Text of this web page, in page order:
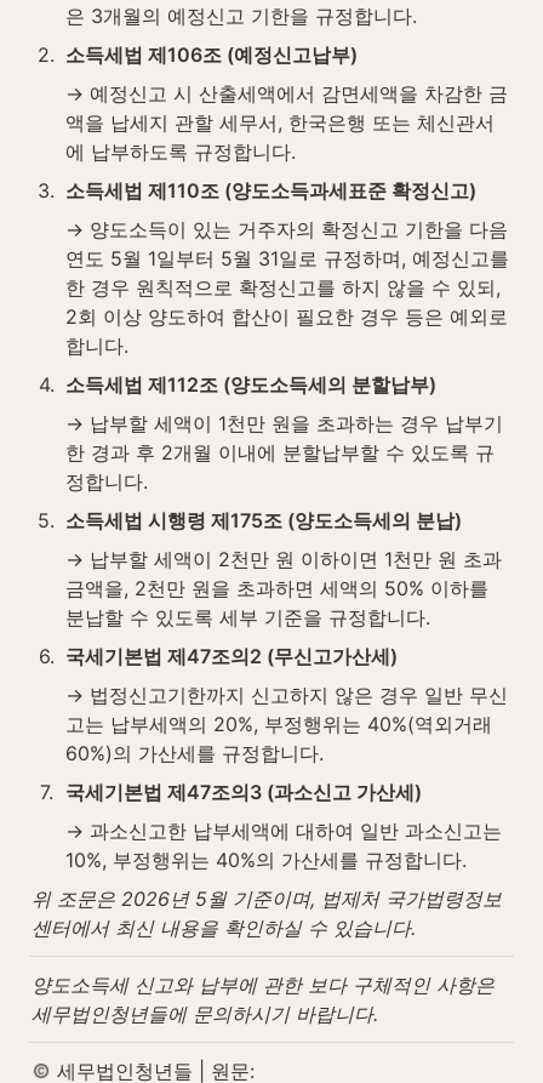
은 3개월의 예정신고 기한을 규정합니다.
2. 소득세법 제106조 (예정신고납부)
→ 예정신고 시 산출세액에서 감면세액을 차감한 금
액을 납세지 관할 세무서, 한국은행 또는 체신관서
에 납부하도록 규정합니다.
3. 소득세법 제110조 (양도소득과세표준 확정신고)
→ 양도소득이 있는 거주자의 확정신고 기한을 다음
연도 5월 1일부터 5월 31일로 규정하며, 예정신고를
한 경우 원칙적으로 확정신고를 하지 않을 수 있되,
2회 이상 양도하여 합산이 필요한 경우 등은 예외로
합니다.
4. 소득세법 제112조 (양도소득세의 분할납부)
→ 납부할 세액이 1천만 원을 초과하는 경우 납부기
한 경과 후 2개월 이내에 분할납부할 수 있도록 규
정합니다.
5. 소득세법 시행령 제175조 (양도소득세의 분납)
→ 납부할 세액이 2천만 원 이하이면 1천만 원 초과
금액을, 2천만 원을 초과하면 세액의 50% 이하를
분납할 수 있도록 세부 기준을 규정합니다.
6. 국세기본법 제47조의2 (무신고가산세)
→ 법정신고기한까지 신고하지 않은 경우 일반 무신
고는 납부세액의 20%, 부정행위는 40%(역외거래
60%)의 가산세를 규정합니다.
7. 국세기본법 제47조의3 (과소신고 가산세)
→ 과소신고한 납부세액에 대하여 일반 과소신고는
10%, 부정행위는 40%의 가산세를 규정합니다.
위 조문은 2026년 5월 기준이며, 법제처 국가법령정보
센터에서 최신 내용을 확인하실 수 있습니다.
양도소득세 신고와 납부에 관한 보다 구체적인 사항은
세무법인청년들에 문의하시기 바랍니다.